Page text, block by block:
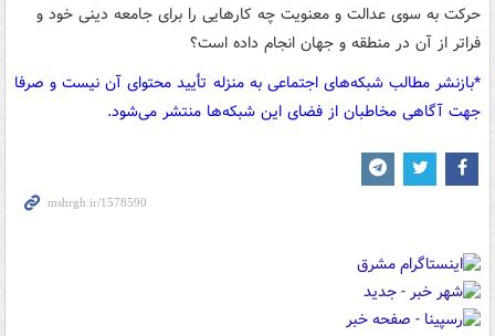
حرکت به سوی عدالت و معنویت چه کارهایی را برای جامعه دینی خود و
فراتر از آن در منطقه و جهان انجام داده است؟
*بازنشر مطالب شبکه‌های اجتماعی به منزله تأیید محتوای آن نیست و صرفا
جهت آگاهی مخاطبان از فضای این شبکه‌ها منتشر می‌شود.